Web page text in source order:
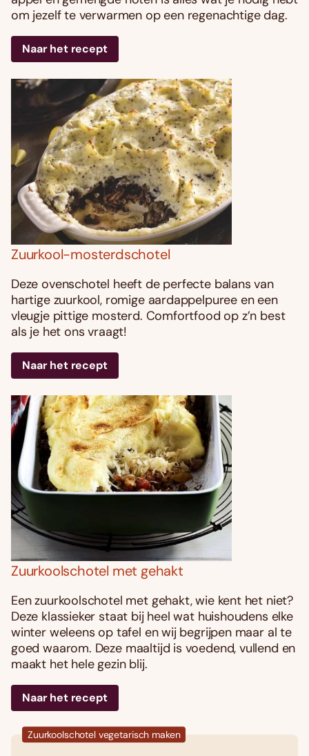
om jezelf te verwarmen op een regenachtige dag.
Naar het recept
Zuurkool-mosterdschotel
Deze ovenschotel heeft de perfecte balans van
hartige zuurkool, romige aardappelpuree en een
vleugje pittige mosterd. Comfortfood op z’n best
als je het ons vraagt!
Naar het recept
Zuurkoolschotel met gehakt
Een zuurkoolschotel met gehakt, wie kent het niet?
Deze klassieker staat bij heel wat huishoudens elke
winter weleens op tafel en wij begrijpen maar al te
goed waarom. Deze maaltijd is voedend, vullend en
maakt het hele gezin blij.
Naar het recept
Zuurkoolschotel vegetarisch maken